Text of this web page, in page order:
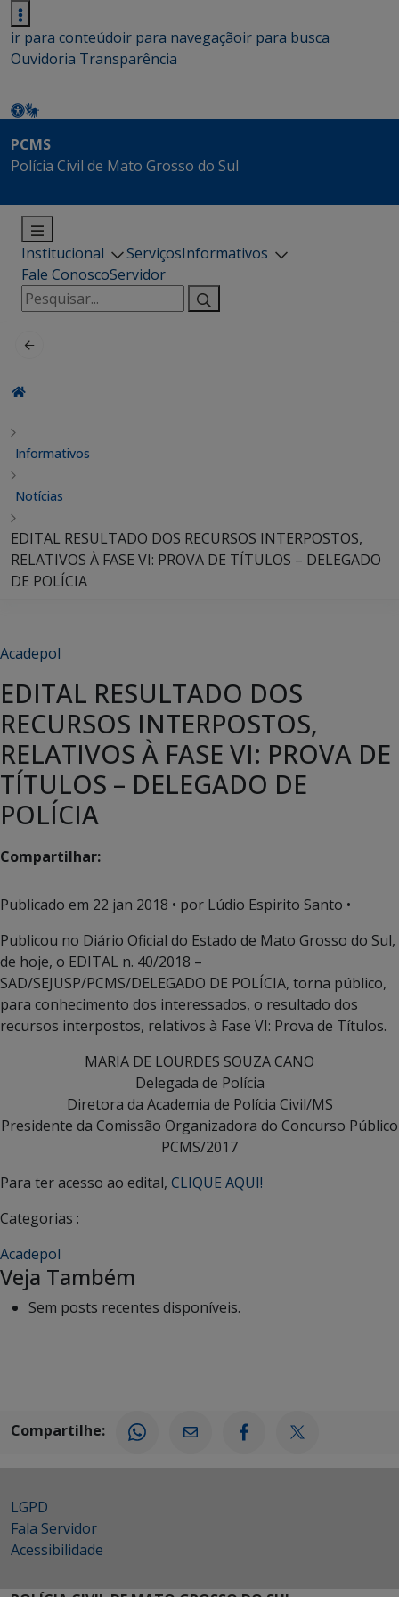
ir para conteúdoir para navegaçãoir para busca
Ouvidoria Transparência
PCMS
Polícia Civil de Mato Grosso do Sul
Institucional ServiçosInformativos
Fale ConoscoServidor
Pesquisar
por:
Informativos
Notícias
EDITAL RESULTADO DOS RECURSOS INTERPOSTOS,
RELATIVOS À FASE VI: PROVA DE TÍTULOS – DELEGADO
DE POLÍCIA
Acadepol
EDITAL RESULTADO DOS
RECURSOS INTERPOSTOS,
RELATIVOS À FASE VI: PROVA DE
TÍTULOS – DELEGADO DE
POLÍCIA
Compartilhar:
Publicado em 22 jan 2018 • por Lúdio Espirito Santo •
Publicou no Diário Oficial do Estado de Mato Grosso do Sul,
de hoje, o EDITAL n. 40/2018 –
SAD/SEJUSP/PCMS/DELEGADO DE POLÍCIA, torna público,
para conhecimento dos interessados, o resultado dos
recursos interpostos, relativos à Fase VI: Prova de Títulos.
MARIA DE LOURDES SOUZA CANO
Delegada de Polícia
Diretora da Academia de Polícia Civil/MS
Presidente da Comissão Organizadora do Concurso Público
PCMS/2017
Para ter acesso ao edital, CLIQUE AQUI!
Categorias :
Acadepol
Veja Também
Sem posts recentes disponíveis.
Compartilhe:
LGPD
Fala Servidor
Acessibilidade